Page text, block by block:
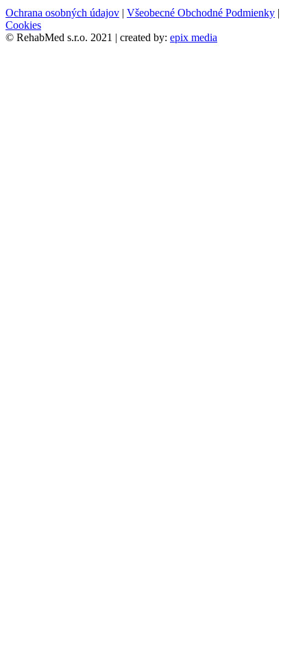
Ochrana osobných údajov | Všeobecné Obchodné Podmienky |
Cookies
© RehabMed s.r.o. 2021 | created by: epix media